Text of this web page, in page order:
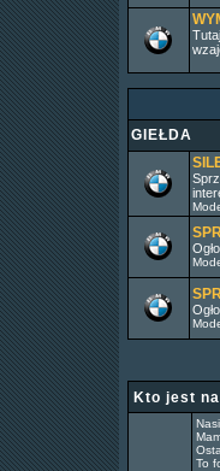
GIEŁDA
Kto jest
To